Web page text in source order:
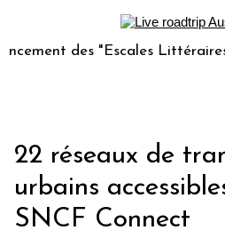
des "Escales Littéraires", la
22 réseaux de
urbains
SNCF Connect